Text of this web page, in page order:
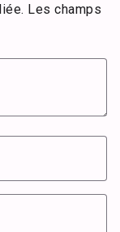
Les champs